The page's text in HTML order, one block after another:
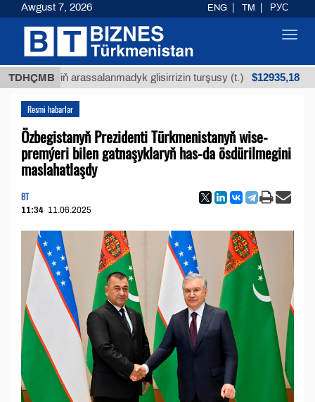
TDHÇMBarassalanmadyk glisirrizin turşusy (t.) $12935,18
Resmi habarlar
Özbegistanyň Prezidenti Türkmenistanyň wise-
premýeri bilen gatnaşyklaryň has-da ösdürilmegini
maslahatlaşdy
BT
11:34 11.06.2025
Awgust 7, 2026 ENG TM РУС